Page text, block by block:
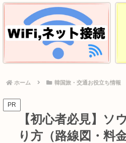
ホーム 韓国旅・交通お役立ち情報
PR
【初心者必見】ソ
り方（路線図・料